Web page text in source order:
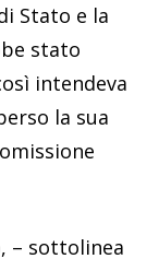
Stato e la
stato
intendeva
la sua
– sottolinea